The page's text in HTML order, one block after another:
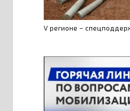
V регионе –